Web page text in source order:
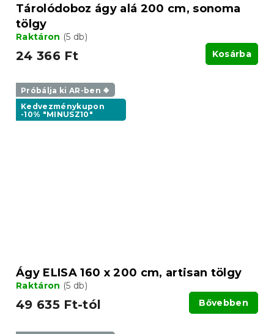
Tárolódoboz ágy alá 200 cm, sonoma
tölgy
Raktáron (5 db)
24 366 Ft Kosárba
Próbálja ki AR-ben ❖
Kedvezménykupon
-10% "MINUSZ10"
Ágy ELISA 160 x 200 cm, artisan tölgy
Raktáron (5 db)
49 635 Ft-tól Bővebben